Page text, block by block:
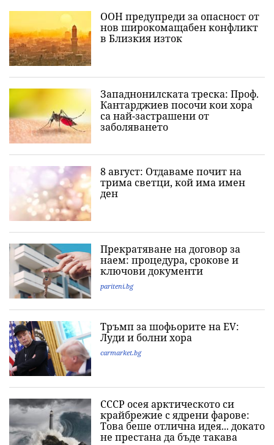
ООН предупреди за опасност от
нов широкомащабен конфликт
в Близкия изток
Западнонилската треска: Проф.
Кантарджиев посочи кои хора
са най-застрашени от
заболяването
8 август: Отдаваме почит на
трима светци, кой има имен
ден
Прекратяване на договор за
наем: процедура, срокове и
ключови документи
pariteni.bg
Тръмп за шофьорите на EV:
Луди и болни хора
carmarket.bg
СССР осея арктическото си
крайбрежие с ядрени фарове:
Това беше отлична идея... докато
не престана да бъде такава